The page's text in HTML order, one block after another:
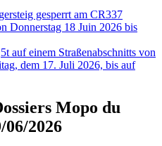
gesperrt am CR337
Donnerstag 18 Juin 2026 bis
auf einem Straßenabschnitts von
dem 17. Juli 2026, bis auf
Mopo du
06/2026